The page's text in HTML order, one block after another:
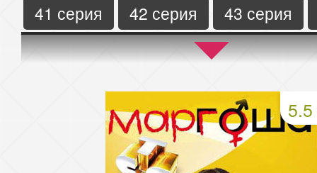
41 серия
42 серия
43 серия
45 серия
46 серия
47 серия
50 серия
51 серия
54 серия
55 серия
58 серия 59 серия
5.5